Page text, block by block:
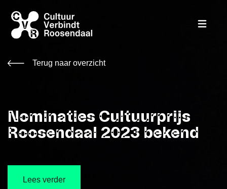
Terug naar overzicht
Nominaties Cultuurprijs
Roosendaal 2023 bekend
Lees verder